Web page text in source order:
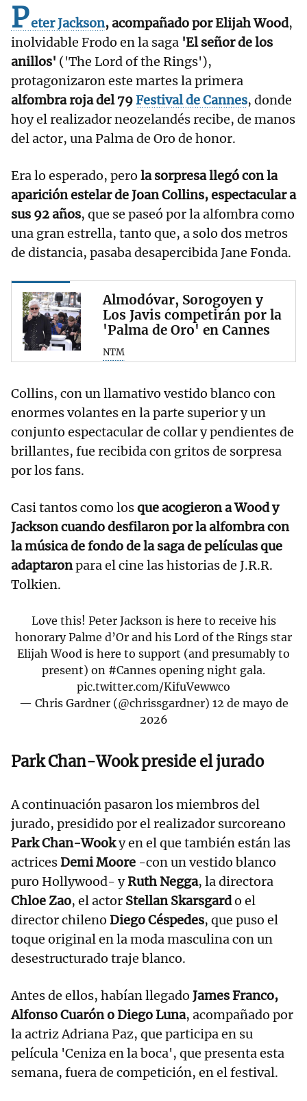
Peter Jackson, acompañado por Elijah Wood,
inolvidable Frodo en la saga 'El señor de los
anillos' ('The Lord of the Rings'),
protagonizaron este martes la primera
alfombra roja del 79Festival de Cannes, donde
hoy el realizador neozelandés recibe, de manos
del actor, una Palma de Oro de honor.
Era lo esperado, pero la sorpresa llegó con la
aparición estelar de Joan Collins, espectacular a
sus 92 años, que se paseó por la alfombra como
una gran estrella, tanto que, a solo dos metros
de distancia, pasaba desapercibida Jane Fonda.
Almodóvar, Sorogoyen y
Los Javis competirán por la
'Palma de Oro' en Cannes
NTM
Collins, con un llamativo vestido blanco con
enormes volantes en la parte superior y un
conjunto espectacular de collar y pendientes de
brillantes, fue recibida con gritos de sorpresa
por los fans.
Casi tantos como losque acogieron a Wood y
Jackson cuando desfilaron por la alfombra con
la música de fondo de la saga de películas que
adaptaronpara el cine las historias de J.R.R.
Tolkien.
Love this! Peter Jackson is here to receive his
honorary Palme d’Or and his Lord of the Rings star
Elijah Wood is here to support (and presumably to
present) on #Cannes opening night gala.
pic.twitter.com/KifuVewwco
— Chris Gardner (@chrissgardner) 12 de mayo de
2026
Park Chan-Wook preside el jurado
A continuación pasaron los miembros del
jurado, presidido por el realizador surcoreano
Park Chan-Wooky en el que también están las
actricesDemi Moore -con un vestido blanco
puro Hollywood- yRuth Negga, la directora
Chloe Zao, el actor Stellan Skarsgardo el
director chileno Diego Céspedes, que puso el
toque original en la moda masculina con un
desestructurado traje blanco.
Antes de ellos, habían llegado James Franco,
Alfonso Cuarón o Diego Luna, acompañado por
la actriz Adriana Paz, que participa en su
película 'Ceniza en la boca', que presenta esta
semana, fuera de competición, en el festival.